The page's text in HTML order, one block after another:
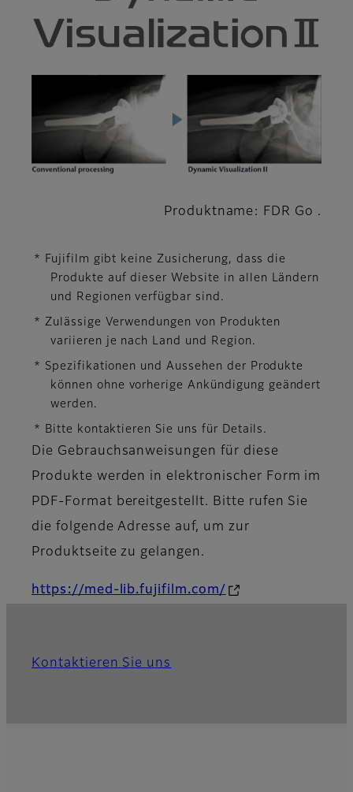
Produktname: FDR Go .
* Fujifilm gibt keine Zusicherung, dass die
Produkte auf dieser Website in allen Ländern
und Regionen verfügbar sind.
* Zulässige Verwendungen von Produkten
variieren je nach Land und Region.
* Spezifikationen und Aussehen der Produkte
können ohne vorherige Ankündigung geändert
werden.
* Bitte kontaktieren Sie uns für Details.
Die Gebrauchsanweisungen für diese
Produkte werden in elektronischer Form im
PDF-Format bereitgestellt. Bitte rufen Sie
die folgende Adresse auf, um zur
Produktseite zu gelangen.
https://med-lib.fujifilm.com/
Kontaktieren Sie uns